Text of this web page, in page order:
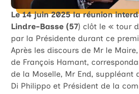
Le 14 juin 2025 la réunion
Lindre-Basse (57) clôt le « tour
par la Présidente durant ce
Après les discours de Mr le
de François Hamant,
de la Moselle, Mr End, suppléant
Di Philippo et Président de la